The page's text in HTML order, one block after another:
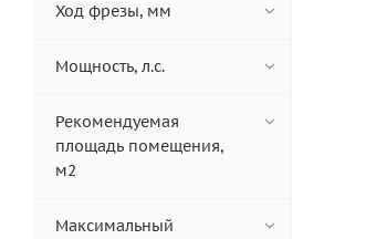
Ход фрезы, мм
Мощность, л.с.
Рекомендуемая
площадь помещения,
м2
Максимальный